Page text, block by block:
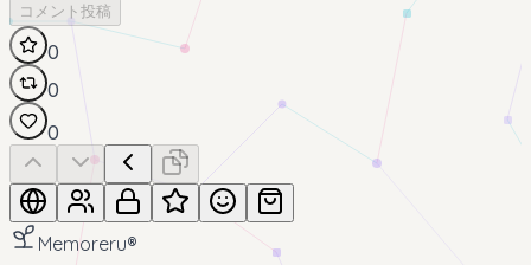
コメント投稿
0
0
0
Memoreru®